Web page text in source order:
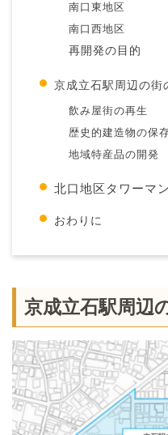
南口東地区
南口西地区
再開発の目的
京成立石駅周辺の街
飲み屋街の再生
歴史的建造物の保
地域特産品の開発
北口地区タワーマ
おわりに
京成立石駅周辺